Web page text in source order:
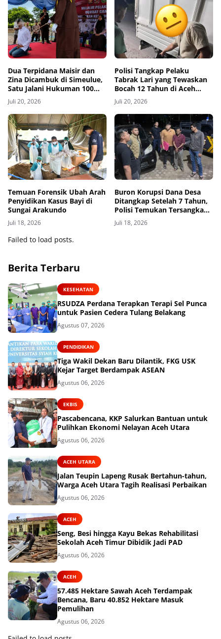
Dua Terpidana Maisir dan
Zina Dicambuk di Simeulue,
Satu Jalani Hukuman 100
Kali
Juli 20, 2026
Polisi Tangkap Pelaku
Tabrak Lari yang Tewaskan
Bocah 12 Tahun di Aceh
Timur
Juli 20, 2026
Temuan Forensik Ubah Arah
Penyidikan Kasus Bayi di
Sungai Arakundo
Juli 18, 2026
Buron Korupsi Dana Desa
Ditangkap Setelah 7 Tahun,
Polisi Temukan Tersangka
Bersembunyi sebagai Petani
Kopi
Juli 18, 2026
Failed to load posts.
Berita Terbaru
KESEHATAN
RSUDZA Perdana Terapkan Terapi Sel Punca
untuk Pasien Cedera Tulang Belakang
Agustus 07, 2026
PENDIDIKAN
Tiga Wakil Dekan Baru Dilantik, FKG USK
Kejar Target Berdampak ASEAN
Agustus 06, 2026
EKBIS
Pascabencana, KKP Salurkan Bantuan untuk
Pulihkan Ekonomi Nelayan Aceh Utara
Agustus 06, 2026
ACEH UTARA
Jalan Teupin Lapeng Rusak Bertahun-tahun,
Warga Aceh Utara Tagih Realisasi Perbaikan
Agustus 06, 2026
ACEH
Seng, Besi hingga Kayu Bekas Rehabilitasi
Sekolah Aceh Timur Dibidik Jadi PAD
Agustus 06, 2026
ACEH
57.485 Hektare Sawah Aceh Terdampak
Bencana, Baru 40.852 Hektare Masuk
Pemulihan
Agustus 06, 2026